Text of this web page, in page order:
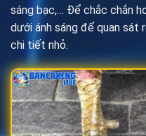
sáng bạc,… Để chắc chắn
dưới ánh sáng để quan sát
chi tiết nhỏ.